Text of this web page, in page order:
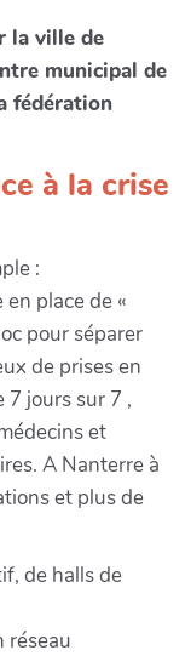
la ville de
municipal de
fédération
à la crise
:
place de «
pour séparer
de prises en
7 jours sur 7 ,
et
A Nanterre à
et plus de
de halls de
réseau